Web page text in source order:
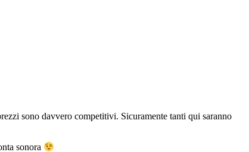
sono davvero competitivi. Sicuramente tanti qui saranno
sonora